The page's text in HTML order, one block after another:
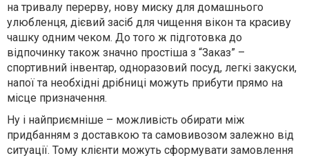
на тривалу перерву, нову миску для домашнього
улюбленця, дієвий засіб для чищення вікон та красиву
чашку одним чеком. До того ж підготовка до
відпочинку також значно простіша з “Заказ” –
спортивний інвентар, одноразовий посуд, легкі закуски,
напої та необхідні дрібниці можуть прибути прямо на
місце призначення.
Ну і найприємніше – можливість обирати між
придбанням з доставкою та самовивозом залежно від
ситуації. Тому клієнти можуть сформувати замовлення